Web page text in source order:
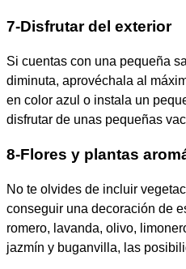
7-Disfrutar del exterior
Si cuentas con una pequeña
diminuta, aprovéchala al
en color azul o instala un
disfrutar de unas pequeñas
8-Flores y plantas
No te olvides de incluir
conseguir una decoración de
romero, lavanda, olivo,
jazmín y buganvilla, las